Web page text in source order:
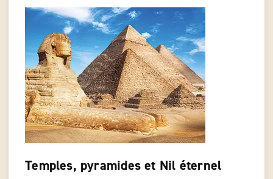
Temples, pyramides et Nil éternel